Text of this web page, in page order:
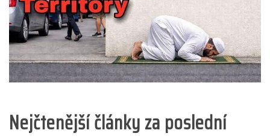
Nejčtenější články za poslední